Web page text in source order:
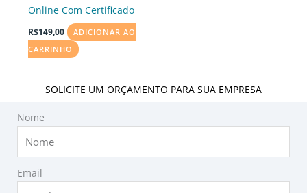
Online Com Certificado
R$149,00
ADICIONAR AO
CARRINHO
SOLICITE UM ORÇAMENTO PARA SUA EMPRESA
Nome
Email